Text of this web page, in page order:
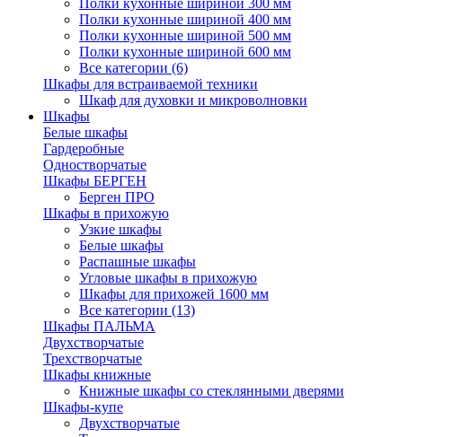
Полки кухонные шириной 300 мм
Полки кухонные шириной 400 мм
Полки кухонные шириной 500 мм
Полки кухонные шириной 600 мм
Все категории (6)
Шкафы для встраиваемой техники
Шкаф для духовки и микроволновки
Шкафы
Белые шкафы
Гардеробные
Одностворчатые
Шкафы БЕРГЕН
Берген ПРО
Шкафы в прихожую
Узкие шкафы
Белые шкафы
Распашные шкафы
Угловые шкафы в прихожую
Шкафы для прихожей 1600 мм
Все категории (13)
Шкафы ПАЛЬМА
Двухстворчатые
Трехстворчатые
Шкафы книжные
Книжные шкафы со стеклянными дверями
Шкафы-купе
Двухстворчатые